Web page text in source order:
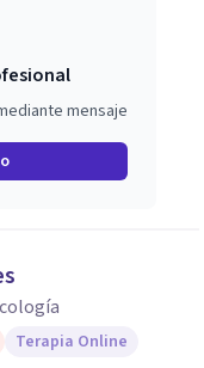
mensaje
Terapia Online